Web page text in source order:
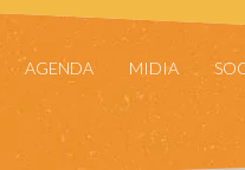
AGENDA MIDIA